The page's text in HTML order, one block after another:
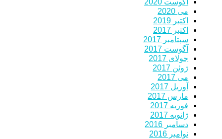
آگوست 2020
می 2020
اکتبر 2019
اکتبر 2017
سپتامبر 2017
آگوست 2017
جولای 2017
ژوئن 2017
می 2017
آوریل 2017
مارس 2017
فوریه 2017
ژانویه 2017
دسامبر 2016
نوامبر 2016